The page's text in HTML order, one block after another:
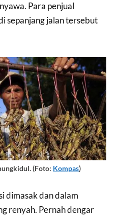
Para penjual
sepanjang jalan tersebut
(Foto: Kompas)
dimasak dan dalam
renyah. Pernah dengar